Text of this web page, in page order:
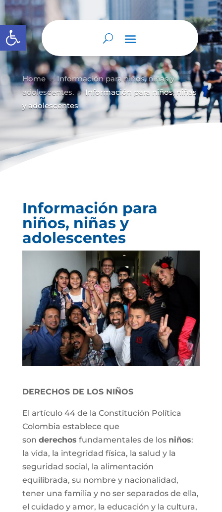
Abrir barra de herramientas
Home 9 Información para niños, niñas y
adolescentes. 9 Información para niños, niñas
y adolescentes
Información para
niños, niñas y
adolescentes
DERECHOS DE LOS NIÑOS
El artículo 44 de la Constitución Política
Colombia establece que
son derechos fundamentales de los niños:
la vida, la integridad física, la salud y la
seguridad social, la alimentación
equilibrada, su nombre y nacionalidad,
tener una familia y no ser separados de ella,
el cuidado y amor, la educación y la cultura,